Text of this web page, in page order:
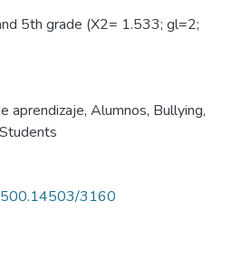
5th grade (X2= 1.533; gl=2;
aprendizaje, Alumnos, Bullying,
Students
3160